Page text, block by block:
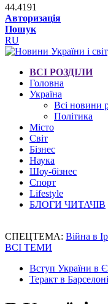
44.4191
Авторизація
Пошук
RU
ВСІ РОЗДІЛИ
Головна
Україна
Всі новини
Політика
Місто
Світ
Бізнес
Наука
Шоу-бізнес
Спорт
Lifestyle
БЛОГИ ЧИТАЧІВ
СПЕЦТЕМА: Війна в
ВСІ ТЕМИ
Вступ України в
Теракт в Барселоні